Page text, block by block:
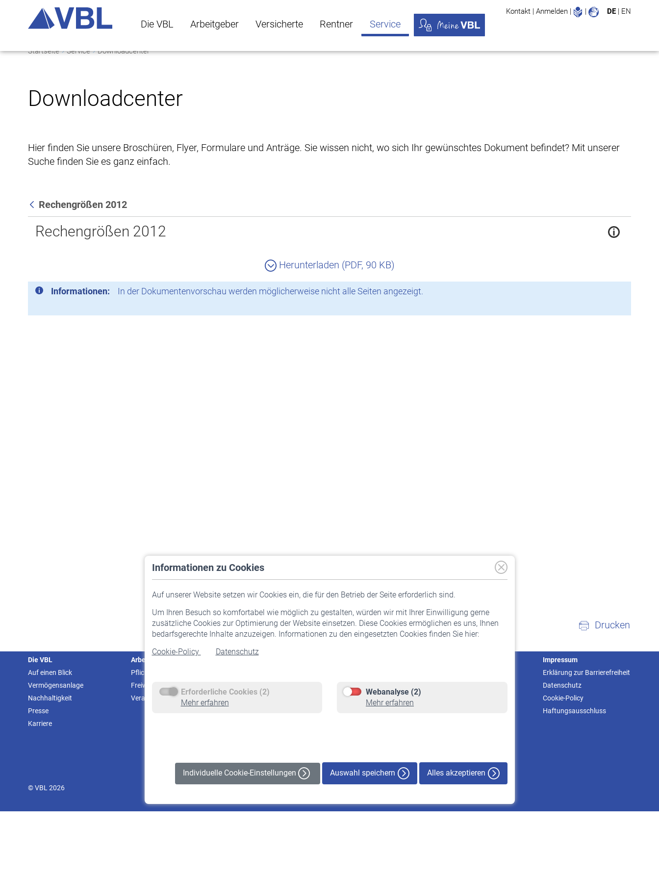
Die VBL Arbeitgeber Versicherte Rentner Service
Kontakt | Anmelden | Leichte Sprache
| DE | EN
Startseite Service Downloadcenter
Downloadcenter
Hier finden Sie unsere Broschüren, Flyer, Formulare und Anträge. Sie wissen nicht, wo sich Ihr gewünschtes Dokument befindet? Mit unserer
Suche finden Sie es ganz einfach.
Zurück
Rechengrößen 2012
Rechengrößen 2012
Herunterladen (PDF, 90 KB)
Informationen: In der Dokumentenvorschau werden möglicherweise nicht alle Seiten angezeigt.
Informationen zu Cookies
Auf unserer Website setzen wir Cookies ein, die für den Betrieb der Seite erforderlich sind.
Um Ihren Besuch so komfortabel wie möglich zu gestalten, würden wir mit Ihrer Einwilligung gerne
zusätzliche Cookies zur Optimierung der Website einsetzen. Diese Cookies ermöglichen es uns, Ihnen
bedarfsgerechte Inhalte anzuzeigen. Informationen zu den eingesetzten Cookies finden Sie hier:
Cookie-Policy
Datenschutz
Erforderliche Cookies (2)
Mehr erfahren
Webanalyse (2)
Mehr erfahren
Individuelle Cookie-Einstellungen Auswahl speichern Alles akzeptieren
Drucken
Die VBL
Auf einen Blick
Vermögensanlage
Nachhaltigkeit
Presse
Karriere
Arbeitgeber
Pflichtversicherung
Freiwillige Versicherung
Veranstaltungen
Staatliche Förderung
Rente beantragen
Rentenauszahlung
Impressum
Erklärung zur Barrierefreiheit
Datenschutz
Cookie-Policy
Haftungsausschluss
© VBL 2026